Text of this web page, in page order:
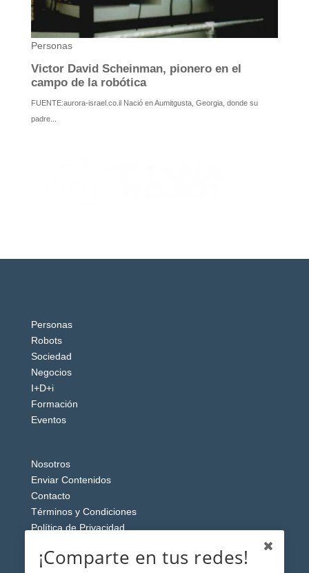
Personas
Robots
Sociedad
Negocios
I+D+i
Formación
Eventos
Nosotros
Enviar Contenidos
Contacto
Términos y Condiciones
Política de Privacidad
¡Comparte en tus redes!